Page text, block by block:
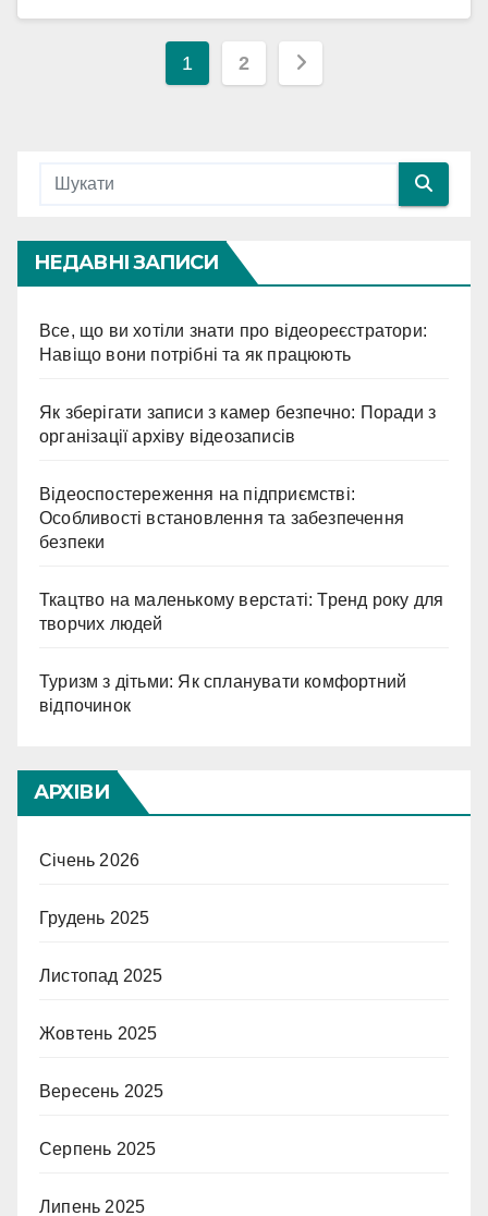
Навігація
1 2
НЕДАВНІ ЗАПИСИ
Все, що ви хотіли знати про відеореєстратори:
Навіщо вони потрібні та як працюють
Як зберігати записи з камер безпечно: Поради з
організації архіву відеозаписів
Відеоспостереження на підприємстві:
Особливості встановлення та забезпечення
безпеки
Ткацтво на маленькому верстаті: Тренд року для
творчих людей
Туризм з дітьми: Як спланувати комфортний
відпочинок
АРХІВИ
Січень 2026
Грудень 2025
Листопад 2025
Жовтень 2025
Вересень 2025
Серпень 2025
Липень 2025